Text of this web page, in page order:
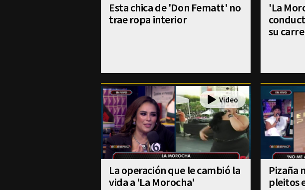
Esta chica de 'Don Fematt' no
trae ropa interior
'La
su
La operación que le cambió la
vida a 'La Morocha'
Pizaña
pleitos